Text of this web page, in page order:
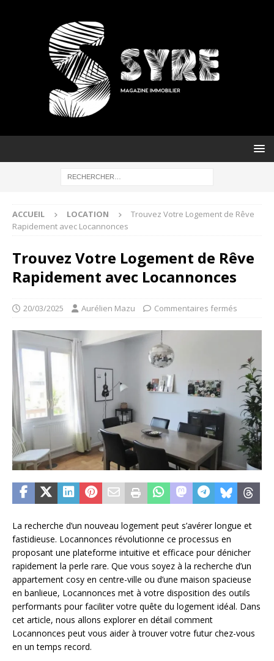
ACCUEIL LOCATION
Trouvez Votre Logement de Rêve
Rapidement avec Locannonces
Trouvez Votre Logement de Rêve
Rapidement avec Locannonces
20/03/2025 Aurélien Mazu Commentaires fermés
La recherche d’un nouveau logement peut s’avérer longue et
fastidieuse. Locannonces révolutionne ce processus en
proposant une plateforme intuitive et efficace pour dénicher
rapidement la perle rare. Que vous soyez à la recherche d’un
appartement cosy en centre-ville ou d’une maison spacieuse
en banlieue, Locannonces met à votre disposition des outils
performants pour faciliter votre quête du logement idéal. Dans
cet article, nous allons explorer en détail comment
Locannonces peut vous aider à trouver votre futur chez-vous
en un temps record.